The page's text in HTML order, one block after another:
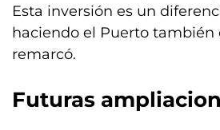
Esta inversión es un
haciendo el Puerto también
remarcó.
Futuras